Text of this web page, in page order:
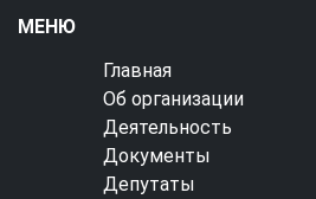
МЕНЮ
Главная
Об организации
Деятельность
Документы
Депутаты